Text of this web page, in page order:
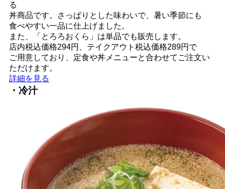
る
丼商品です。さっぱりとした味わいで、暑い季節にも
食べやすい一品に仕上げました。
また、「とろろおくら」は単品でも販売します。
店内税込価格294円、テイクアウト税込価格289円で
ご用意しており、定食や丼メニューと合わせてご注文い
ただけます。
詳細を見る
・冷汁